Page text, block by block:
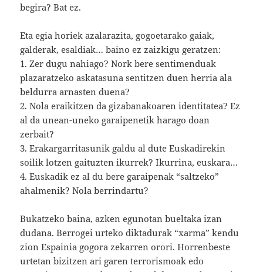
begira? Bat ez.
Eta egia horiek azalarazita, gogoetarako gaiak,
galderak, esaldiak… baino ez zaizkigu geratzen:
1. Zer dugu nahiago? Nork bere sentimenduak
plazaratzeko askatasuna sentitzen duen herria ala
beldurra arnasten duena?
2. Nola eraikitzen da gizabanakoaren identitatea? Ez
al da unean-uneko garaipenetik harago doan
zerbait?
3. Erakargarritasunik galdu al dute Euskadirekin
soilik lotzen gaituzten ikurrek? Ikurrina, euskara…
4. Euskadik ez al du bere garaipenak “saltzeko”
ahalmenik? Nola berrindartu?
Bukatzeko baina, azken egunotan bueltaka izan
dudana. Berrogei urteko diktadurak “xarma” kendu
zion Espainia gogora zekarren orori. Horrenbeste
urtetan bizitzen ari garen terrorismoak edo